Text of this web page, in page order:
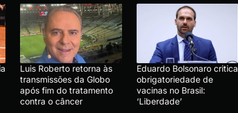
Luis Roberto retorna às
transmissões da Globo
após fim do tratamento
contra o câncer
Eduardo Bolsonaro critica
obrigatoriedade de
vacinas no Brasil:
‘Liberdade’